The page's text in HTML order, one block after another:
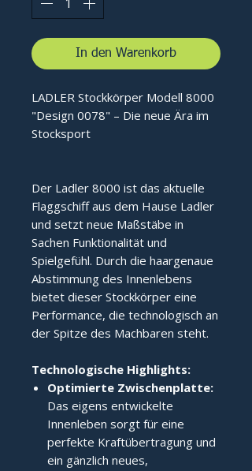
In den Warenkorb
LADLER Stockkörper Modell 8000
"Design 0078" – Die neue Ära im
Stocksport
Der Ladler 8000 ist das aktuelle
Flaggschiff aus dem Hause Ladler
und setzt neue Maßstäbe in
Sachen Funktionalität und
Spielgefühl. Durch die haargenaue
Abstimmung des Innenlebens
bietet dieser Stockkörper eine
Performance, die technologisch an
der Spitze des Machbaren steht.
Technologische Highlights:
Optimierte Zwischenplatte:
Das eigens entwickelte
Innenleben sorgt für eine
perfekte Kraftübertragung und
ein gänzlich neues,